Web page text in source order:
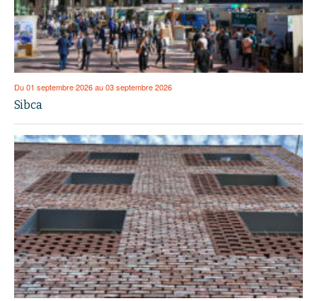
Du 01 septembre 2026 au 03 septembre 2026
Sibca